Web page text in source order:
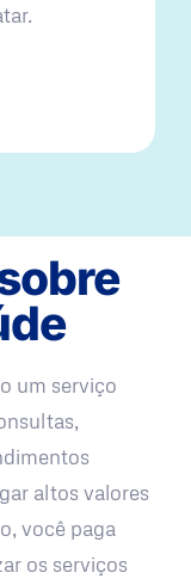
um serviço
altos valores
você paga
os serviços